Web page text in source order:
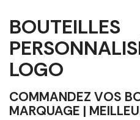
BOUTEILLES
LOGO
COMMANDEZ VOS
MARQUAGE |